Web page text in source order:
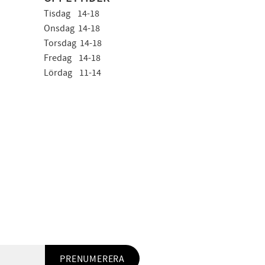
Tisdag 14-18
Onsdag 14-18
Torsdag 14-18
Fredag 14-18
Lördag 11-14
PRENUMERERA